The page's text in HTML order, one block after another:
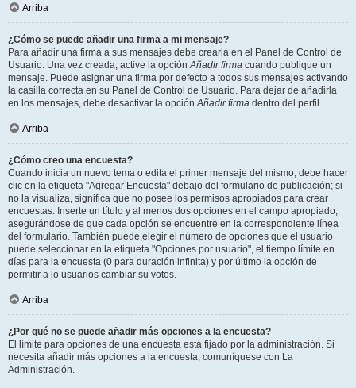
Arriba
¿Cómo se puede añadir una firma a mi mensaje?
Para añadir una firma a sus mensajes debe crearla en el Panel de Control de
Usuario. Una vez creada, active la opciónAñadir firma cuando publique un
mensaje. Puede asignar una firma por defecto a todos sus mensajes activando
la casilla correcta en su Panel de Control de Usuario. Para dejar de añadirla
en los mensajes, debe desactivar la opciónAñadir firma dentro del perfil.
Arriba
¿Cómo creo una encuesta?
Cuando inicia un nuevo tema o edita el primer mensaje del mismo, debe hacer
clic en la etiqueta "Agregar Encuesta" debajo del formulario de publicación; si
no la visualiza, significa que no posee los permisos apropiados para crear
encuestas. Inserte un título y al menos dos opciones en el campo apropiado,
asegurándose de que cada opción se encuentre en la correspondiente línea
del formulario. También puede elegir el número de opciones que el usuario
puede seleccionar en la etiqueta "Opciones por usuario", el tiempo límite en
días para la encuesta (0 para duración infinita) y por último la opción de
permitir a lo usuarios cambiar su votos.
Arriba
¿Por qué no se puede añadir más opciones a la encuesta?
El límite para opciones de una encuesta está fijado por la administración. Si
necesita añadir más opciones a la encuesta, comuníquese con La
Administración.